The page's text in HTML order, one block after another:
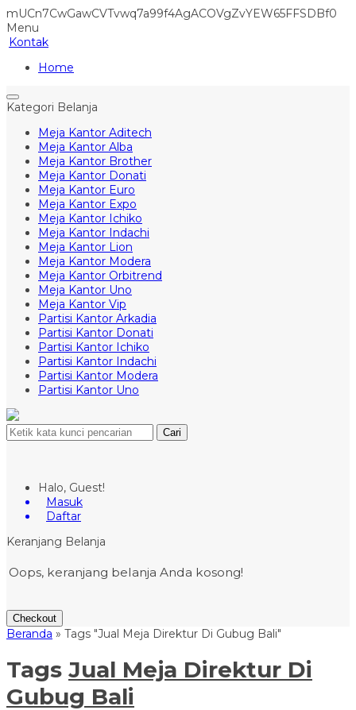
mUCn7CwGawCVTvwq7a99f4AgACOVgZvYEW65FFSDBf0
Menu
Kontak
Home
Kategori Belanja
Meja Kantor Aditech
Meja Kantor Alba
Meja Kantor Brother
Meja Kantor Donati
Meja Kantor Euro
Meja Kantor Expo
Meja Kantor Ichiko
Meja Kantor Indachi
Meja Kantor Lion
Meja Kantor Modera
Meja Kantor Orbitrend
Meja Kantor Uno
Meja Kantor Vip
Partisi Kantor Arkadia
Partisi Kantor Donati
Partisi Kantor Ichiko
Partisi Kantor Indachi
Partisi Kantor Modera
Partisi Kantor Uno
Cari
Halo, Guest!
Masuk
Daftar
Keranjang Belanja
Oops, keranjang belanja Anda kosong!
Checkout
Beranda » Tags "Jual Meja Direktur Di Gubug Bali"
Tags Jual Meja Direktur Di
Gubug Bali